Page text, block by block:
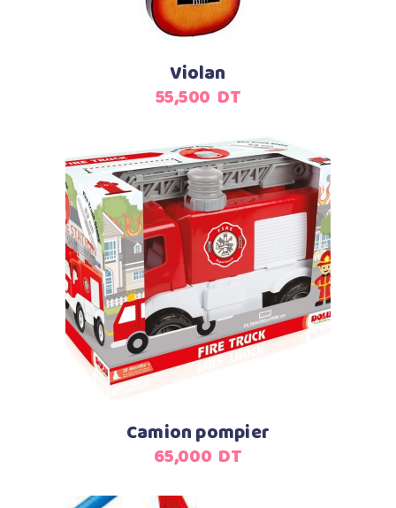
Violan
55,500 DT
Ajouter au panier
Camion pompier
65,000 DT